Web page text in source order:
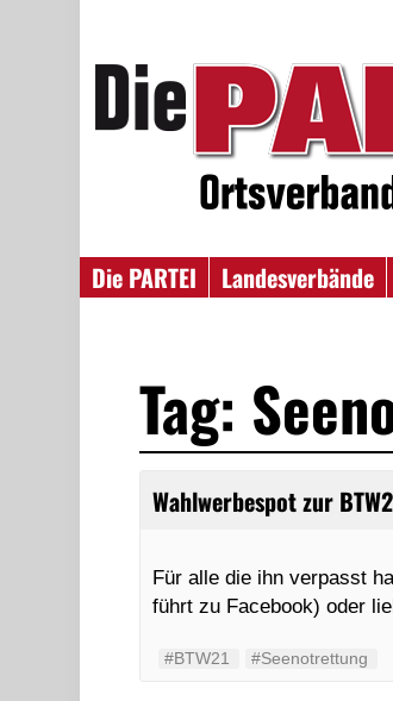
Die PARTEI Landesverbände
Tag:
Wahlwerbespot zur
Für alle die ihn verpasst
führt zu Facebook) oder
#BTW21 #Seenotrettung